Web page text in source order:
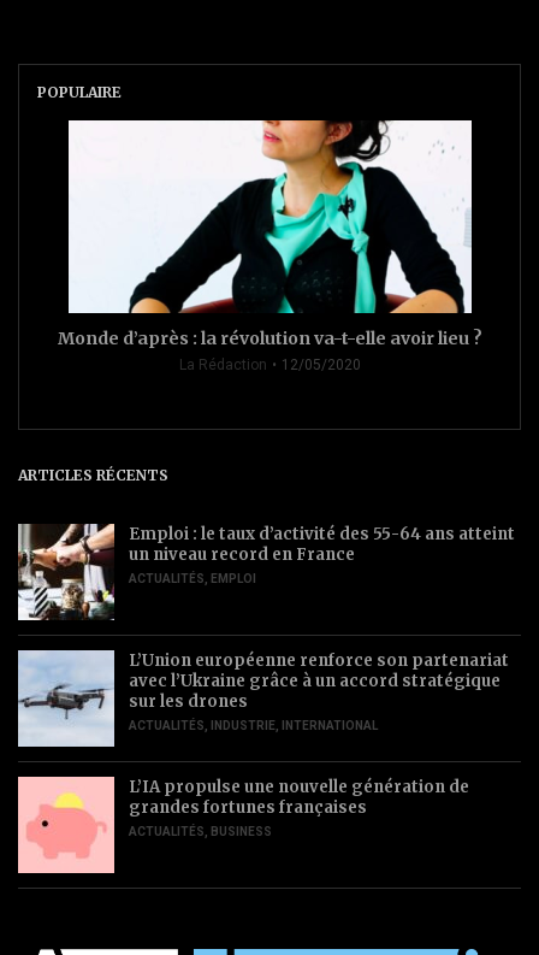
POPULAIRE
Monde d’après : la révolution va-t-elle avoir lieu ?
La Rédaction 12/05/2020
ARTICLES RÉCENTS
Emploi : le taux d’activité des 55-64 ans atteint
un niveau record en France
ACTUALITÉS EMPLOI
L’Union européenne renforce son partenariat
avec l’Ukraine grâce à un accord stratégique
sur les drones
ACTUALITÉS INDUSTRIE INTERNATIONAL
L’IA propulse une nouvelle génération de
grandes fortunes françaises
ACTUALITÉS BUSINESS